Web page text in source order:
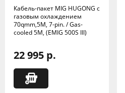
Кабель-пакет MIG HUGONG с
газовым охлаждением
70qmm,5M, 7-pin. / Gas-
cooled 5M, (EMIG 500S III)
22 995 р.